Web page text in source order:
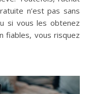
n’est pas sans
si vous les obtenez
fiables, vous risquez